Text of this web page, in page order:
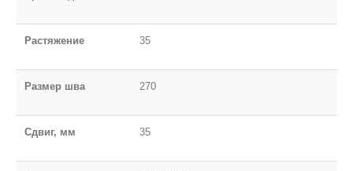
Растяжение 35
Размер шва 270
Сдвиг, мм 35